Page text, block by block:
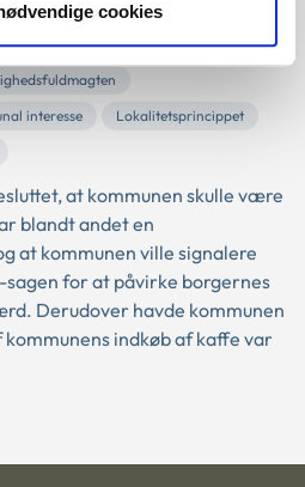
cookies
interesse
Lokalitetsprincippet
at kommunen skulle være
blandt andet en
at kommunen ville signalere
for at påvirke borgernes
Derudover havde kommunen
indkøb af kaffe var